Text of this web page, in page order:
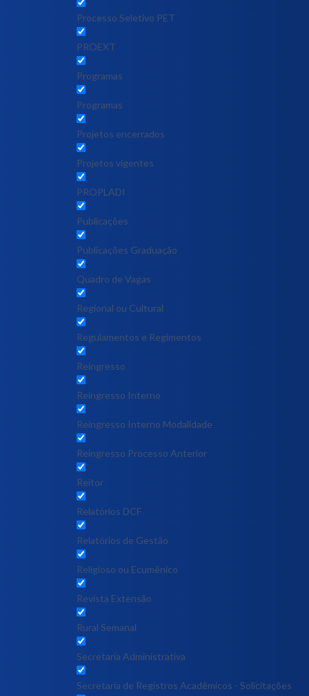
Processo Seletivo PET
PROEXT
Programas
Programas
Projetos encerrados
Projetos vigentes
PROPLADI
Publicações
Publicações Graduação
Quadro de Vagas
Regional ou Cultural
Regulamentos e Regimentos
Reingresso
Reingresso Interno
Reingresso Interno Modalidade
Reingresso Processo Anterior
Reitor
Relatórios DCF
Relatórios de Gestão
Religioso ou Ecumênico
Revista Extensão
Rural Semanal
Secretaria Administrativa
Secretaria de Registros Acadêmicos - Solicitações